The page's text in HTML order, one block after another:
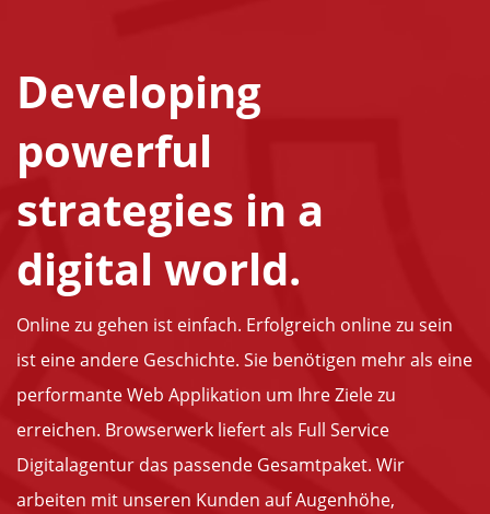
Developing
powerful
strategies in a
digital world.
Online zu gehen ist einfach. Erfolgreich online zu sein
ist eine andere Geschichte. Sie benötigen mehr als eine
performante Web Applikation um Ihre Ziele zu
erreichen. Browserwerk liefert als Full Service
Digitalagentur das passende Gesamtpaket. Wir
arbeiten mit unseren Kunden auf Augenhöhe,